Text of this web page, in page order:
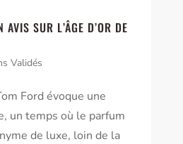
SUR L’ÂGE D’OR DE
Validés
Ford évoque une
un temps où le parfum
de luxe, loin de la